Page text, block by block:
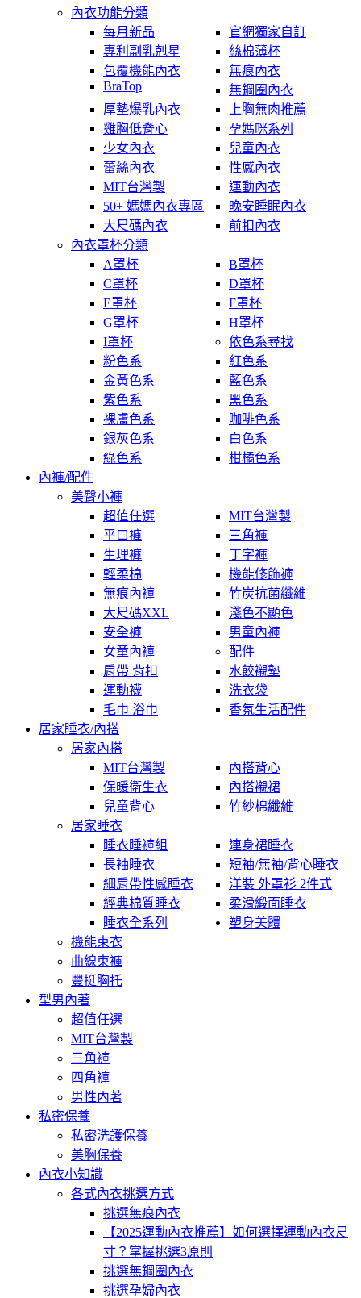
內衣功能分類
每月新品
官網獨家自訂
專利副乳剋星
絲棉薄杯
包覆機能內衣
無痕內衣
BraTop
無鋼圈內衣
厚墊爆乳內衣
上胸無肉推薦
雞胸低脊心
孕媽咪系列
少女內衣
兒童內衣
蕾絲內衣
性感內衣
MIT台灣製
運動內衣
50+ 媽媽內衣專區
晚安睡眠內衣
大尺碼內衣
前扣內衣
內衣罩杯分類
A罩杯
B罩杯
C罩杯
D罩杯
E罩杯
F罩杯
G罩杯
H罩杯
I罩杯
依色系尋找
粉色系
紅色系
金黃色系
藍色系
紫色系
黑色系
裸膚色系
咖啡色系
銀灰色系
白色系
綠色系
柑橘色系
內褲/配件
美臀小褲
超值任選
MIT台灣製
平口褲
三角褲
生理褲
丁字褲
輕柔棉
機能修飾褲
無痕內褲
竹炭抗菌纖維
大尺碼XXL
淺色不顯色
安全褲
男童內褲
女童內褲
配件
肩帶 背扣
水餃襯墊
運動襪
洗衣袋
毛巾 浴巾
香氛生活配件
居家睡衣/內搭
居家內搭
MIT台灣製
內搭背心
保暖衛生衣
內搭襯裙
兒童背心
竹紗棉纖維
居家睡衣
睡衣睡褲組
連身裙睡衣
長袖睡衣
短袖/無袖/背心睡衣
細肩帶性感睡衣
洋裝 外罩衫 2件式
經典棉質睡衣
柔滑緞面睡衣
睡衣全系列
塑身美體
機能束衣
曲線束褲
豐挺胸托
型男內著
超值任選
MIT台灣製
三角褲
四角褲
男性內著
私密保養
私密洗護保養
美胸保養
內衣小知識
各式內衣挑選方式
挑選無痕內衣
【2025運動內衣推薦】如何選擇運動內衣尺
寸？掌握挑選3原則
挑選無鋼圈內衣
挑選孕婦內衣